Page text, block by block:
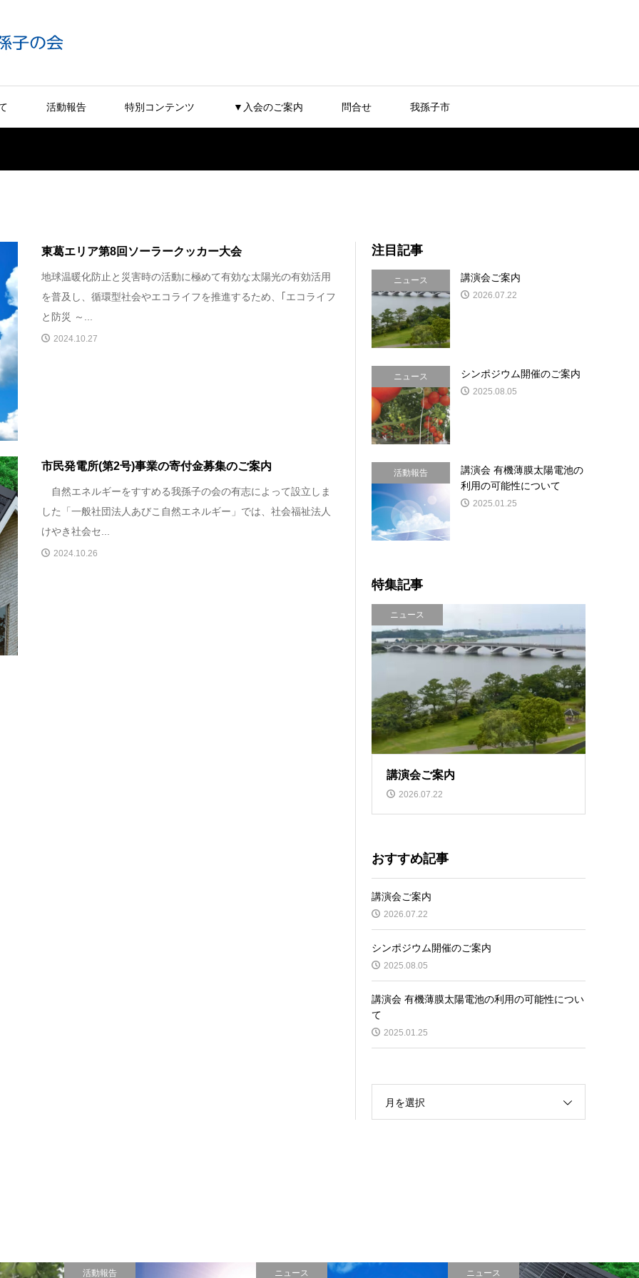
活動報告 特別コンテンツ ▼入会のご案内 問合せ 我孫子市
東葛エリア第8回ソーラークッカー大会
地球温暖化防止と災害時の活動に極めて有効な太陽光の有効活用
を普及し、循環型社会やエコライフを推進するため、｢エコライフ
と防災 ～...
2024.10.27
市民発電所(第2号)事業の寄付金募集のご案内
自然エネルギーをすすめる我孫子の会の有志によって設立しま
した「一般社団法人あびこ自然エネルギー」では、社会福祉法人
けやき社会セ...
2024.10.26
注目記事
ニュース 講演会ご案内
2026.07.22
ニュース シンポジウム開催のご案内
2025.08.05
活動報告
講演会 有機薄膜太陽電池の
利用の可能性について
2025.01.25
特集記事
ニュース
講演会ご案内
2026.07.22
おすすめ記事
講演会ご案内
2026.07.22
シンポジウム開催のご案内
2025.08.05
講演会 有機薄膜太陽電池の利用の可能性につい
て
2025.01.25
月を選択
活動報告 ニュース ニュース